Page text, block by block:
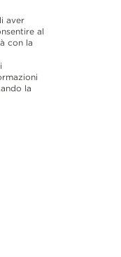
aver
al
con la
la